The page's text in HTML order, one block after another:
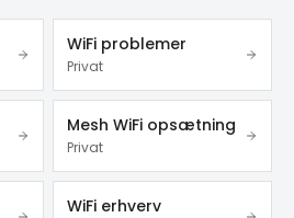
WiFi problemer
Privat
Mesh WiFi opsætning
Privat
WiFi erhverv